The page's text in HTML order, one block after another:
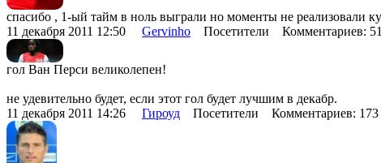
спасибо , 1-ый тайм в ноль выграли но моменты не
11 декабря 2011 12:50 Gervinho Посетители Комментариев:
гол Ван Перси великолепен!
не удевительно будет, если этот гол будет лучшим в декабр.
11 декабря 2011 14:26 Гироуд Посетители Комментариев: 173